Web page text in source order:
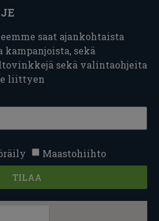
saat ajankohtaista
sekä
sekä valintaohjeita
liittyen
Maastohiihto
TILAA